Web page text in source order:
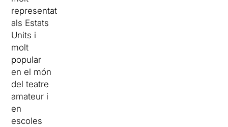
representat
als Estats
Units i
molt
popular
en el món
del teatre
amateur i
en
escoles